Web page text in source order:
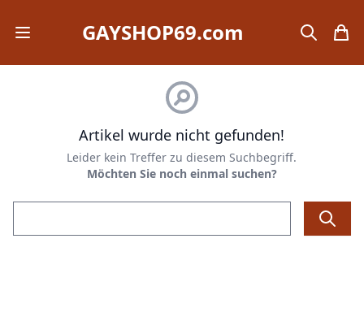
Open mobile menuGAYSHOP69.com search
Artikel wurde nicht gefunden!
Leider kein Treffer zu diesem Suchbegriff.
Möchten Sie noch einmal suchen?